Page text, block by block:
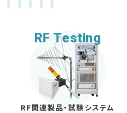
HOME
会社概要
RF Testing
RF関連製品・試験システム